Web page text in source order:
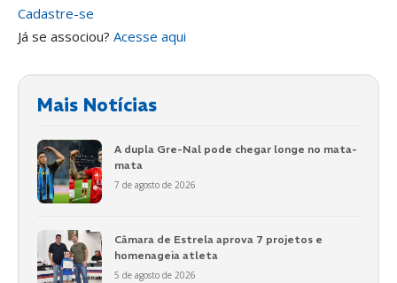
Cadastre-se
Já se associou? Acesse aqui
Mais Notícias
A dupla Gre-Nal pode chegar longe no mata-
mata
7 de agosto de 2026
Câmara de Estrela aprova 7 projetos e
homenageia atleta
5 de agosto de 2026